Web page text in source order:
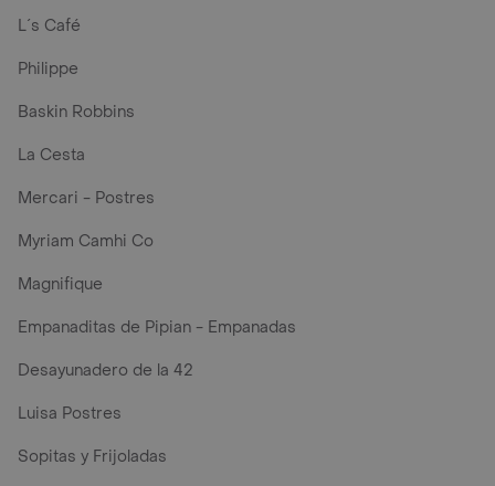
L´s Café
Philippe
Baskin Robbins
La Cesta
Mercari - Postres
Myriam Camhi Co
Magnifique
Empanaditas de Pipian - Empanadas
Desayunadero de la 42
Luisa Postres
Sopitas y Frijoladas